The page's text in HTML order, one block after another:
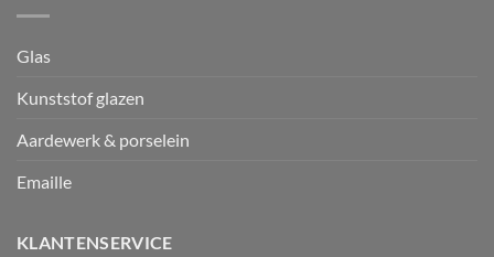
Glas
Kunststof glazen
Aardewerk & porselein
Emaille
KLANTENSERVICE